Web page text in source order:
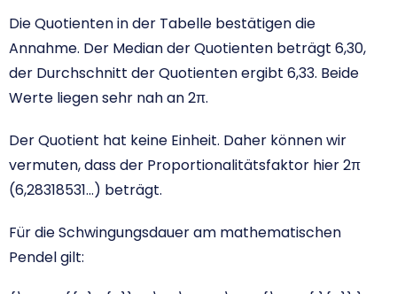
Die Quotienten in der Tabelle bestätigen die
Annahme. Der Median der Quotienten beträgt 6,30,
der Durchschnitt der Quotienten ergibt 6,33. Beide
Werte liegen sehr nah an 2π.
Der Quotient hat keine Einheit. Daher können wir
vermuten, dass der Proportionalitätsfaktor hier 2π
(6,28318531…) beträgt.
Für die Schwingungsdauer am mathematischen
Pendel gilt: